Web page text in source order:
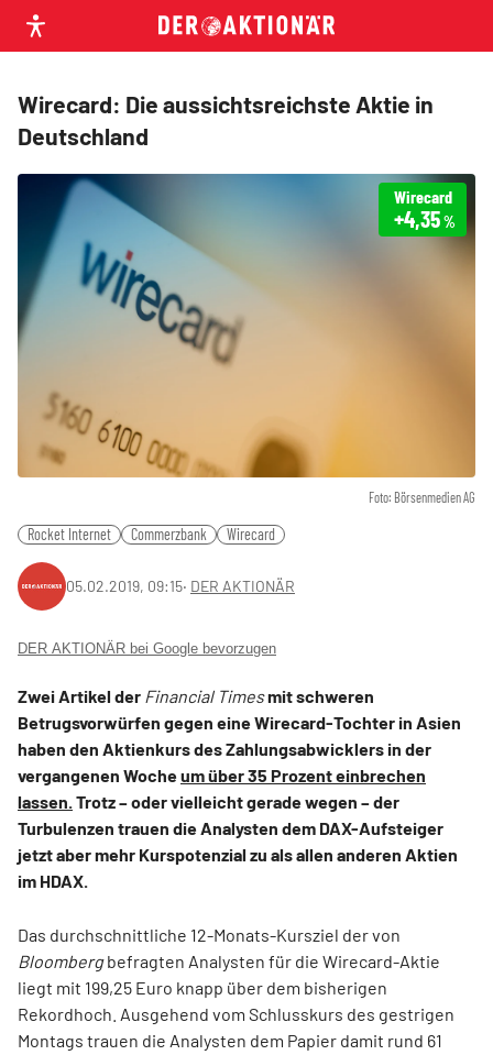
Wirecard: Die aussichtsreichste Aktie in
Deutschland
Foto: Börsenmedien AG
Wirecard
+4,35%
Rocket Internet Commerzbank Wirecard
05.02.2019, 09:15‧ DER AKTIONÄR
DER AKTIONÄR bei Google bevorzugen
Zwei Artikel der Financial Timesmit schweren
Betrugsvorwürfen gegen eine Wirecard-Tochter in Asien
haben den Aktienkurs des Zahlungsabwicklers in der
vergangenen Wocheum über 35 Prozent einbrechen
lassen.Trotz – oder vielleicht gerade wegen – der
Turbulenzen trauen die Analysten dem DAX-Aufsteiger
jetzt aber mehr Kurspotenzial zu als allen anderen Aktien
im HDAX.
Das durchschnittliche 12-Monats-Kursziel der von
Bloombergbefragten Analysten für die Wirecard-Aktie
liegt mit 199,25 Euro knapp über dem bisherigen
Rekordhoch. Ausgehend vom Schlusskurs des gestrigen
Montags trauen die Analysten dem Papier damit rund 61